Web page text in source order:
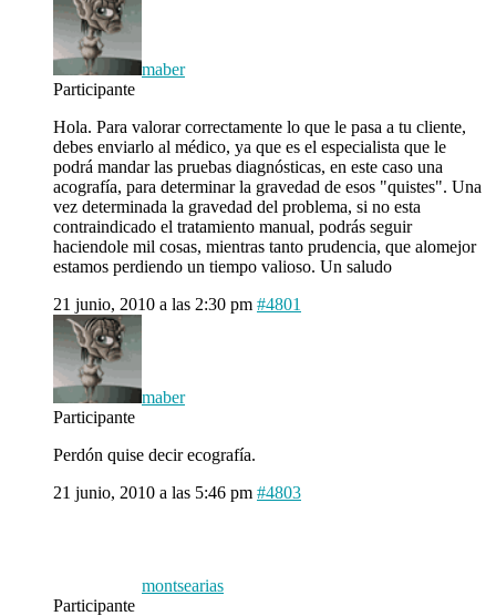
maber
Participante
Hola. Para valorar correctamente lo que le pasa a tu cliente,
debes enviarlo al médico, ya que es el especialista que le
podrá mandar las pruebas diagnósticas, en este caso una
acografía, para determinar la gravedad de esos "quistes". Una
vez determinada la gravedad del problema, si no esta
contraindicado el tratamiento manual, podrás seguir
haciendole mil cosas, mientras tanto prudencia, que alomejor
estamos perdiendo un tiempo valioso. Un saludo
21 junio, 2010 a las 2:30 pm #4801
maber
Participante
Perdón quise decir ecografía.
21 junio, 2010 a las 5:46 pm #4803
montsearias
Participante